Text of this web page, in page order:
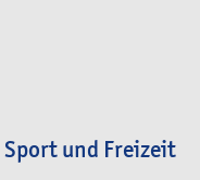
und Freizeit